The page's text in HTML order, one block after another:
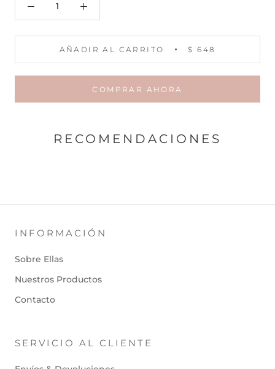
AÑADIR AL CARRITO $ 648
COMPRAR AHORA
RECOMENDACIONES
INFORMACIÓN
Sobre Ellas
Nuestros Productos
Contacto
SERVICIO AL CLIENTE